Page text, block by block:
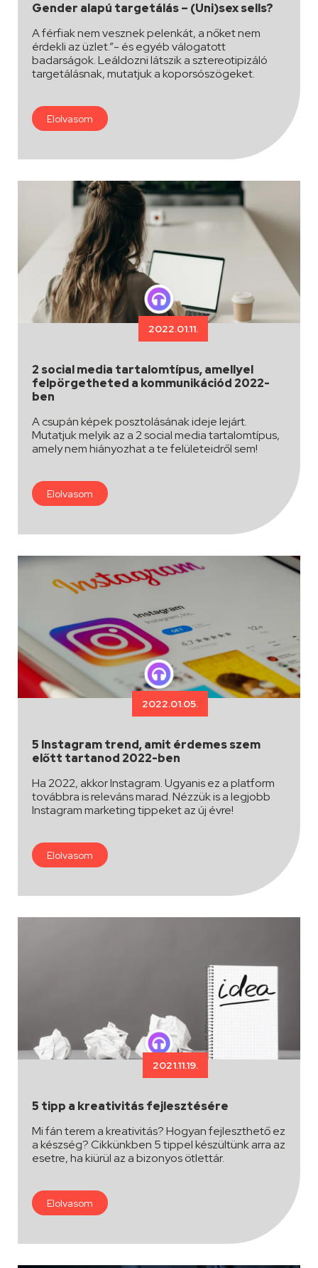
Gender alapú targetálás – (Uni)sex sells?
A férfiak nem vesznek pelenkát, a nőket nem
érdekli az üzlet.”- és egyéb válogatott
badarságok. Leáldozni látszik a sztereotipizáló
targetálásnak, mutatjuk a koporsószögeket.
Elolvasom
2022.01.11.
2 social media tartalomtípus, amellyel
felpörgetheted a kommunikációd 2022-
ben
A csupán képek posztolásának ideje lejárt.
Mutatjuk melyik az a 2 social media tartalomtípus,
amely nem hiányozhat a te felületeidről sem!
Elolvasom
2022.01.05.
5 Instagram trend, amit érdemes szem
előtt tartanod 2022-ben
Ha 2022, akkor Instagram. Ugyanis ez a platform
továbbra is releváns marad. Nézzük is a legjobb
Instagram marketing tippeket az új évre!
Elolvasom
2021.11.19.
5 tipp a kreativitás fejlesztésére
Mi fán terem a kreativitás? Hogyan fejleszthető ez
a készség? Cikkünkben 5 tippel készültünk arra az
esetre, ha kiürül az a bizonyos ötlettár.
Elolvasom